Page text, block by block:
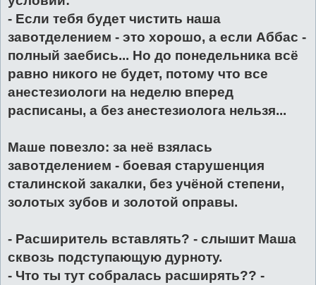
- Если тебя будет чистить наша
завотделением - это хорошо, а если Аббас -
полный заебись... Но до понедельника всё
равно никого не будет, потому что все
анестезиологи на неделю вперед
расписаны, а без анестезиолога нельзя...
Маше повезло: за неё взялась
завотделением - боевая старушенция
сталинской закалки, без учёной степени,
золотых зубов и золотой оправы.
- Расширитель вставлять? - слышит Маша
сквозь подступающую дурноту.
- Что ты тут собралась расширять?? -